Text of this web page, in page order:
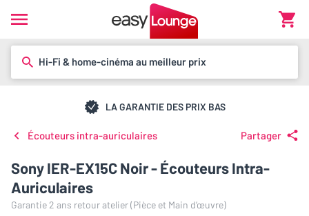
Hi-Fi & home-cinéma au meilleur prix
LA GARANTIE DES PRIX BAS
Écouteurs intra-auriculaires Partager
Sony IER-EX15C Noir - Écouteurs Intra-
Auriculaires
Garantie 2 ans retour atelier (Pièce et Main d’œuvre)